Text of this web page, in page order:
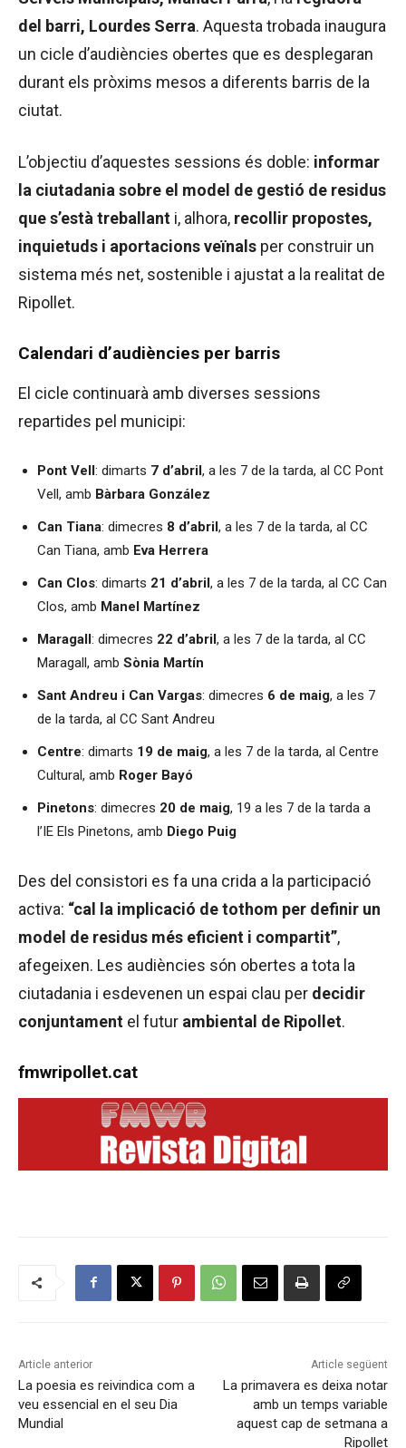
del barri, Lourdes Serra. Aquesta trobada inaugura
un cicle d’audiències obertes que es desplegaran
durant els pròxims mesos a diferents barris de la
ciutat.
L’objectiu d’aquestes sessions és doble: informar
la ciutadania sobre el model de gestió de residus
que s’està treballant i, alhora, recollir propostes,
inquietuds i aportacions veïnals per construir un
sistema més net, sostenible i ajustat a la realitat de
Ripollet.
Calendari d’audiències per barris
El cicle continuarà amb diverses sessions
repartides pel municipi:
Pont Vell: dimarts 7 d’abril, a les 7 de la tarda, al CC Pont
Vell, amb Bàrbara González
Can Tiana: dimecres 8 d’abril, a les 7 de la tarda, al CC
Can Tiana, amb Eva Herrera
Can Clos: dimarts 21 d’abril, a les 7 de la tarda, al CC Can
Clos, amb Manel Martínez
Maragall: dimecres 22 d’abril, a les 7 de la tarda, al CC
Maragall, amb Sònia Martín
Sant Andreu i Can Vargas: dimecres 6 de maig, a les 7
de la tarda, al CC Sant Andreu
Centre: dimarts 19 de maig, a les 7 de la tarda, al Centre
Cultural, amb Roger Bayó
Pinetons: dimecres 20 de maig, 19 a les 7 de la tarda a
l’IE Els Pinetons, amb Diego Puig
Des del consistori es fa una crida a la participació
activa: “cal la implicació de tothom per definir un
model de residus més eficient i compartit”,
afegeixen. Les audiències són obertes a tota la
ciutadania i esdevenen un espai clau per decidir
conjuntament el futur ambiental de Ripollet.
fmwripollet.cat
Article anterior
La poesia es reivindica com a
veu essencial en el seu Dia
Mundial
Article següent
La primavera es deixa notar
amb un temps variable
aquest cap de setmana a
Ripollet